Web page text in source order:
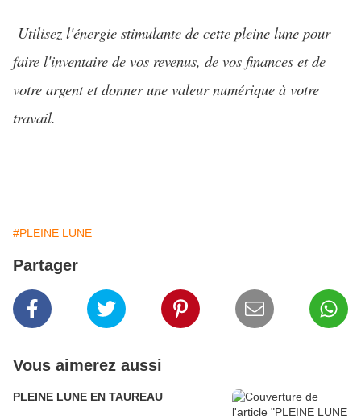
Utilisez l'énergie stimulante de cette pleine lune pour
faire l'inventaire de vos revenus, de vos finances et de
votre argent et donner une valeur numérique à votre
travail.
#PLEINE LUNE
Partager
Vous aimerez aussi
PLEINE LUNE EN TAUREAU